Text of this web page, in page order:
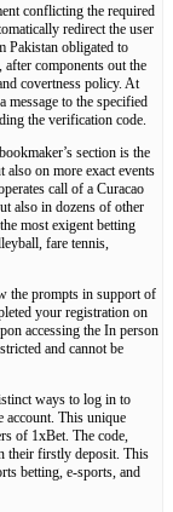
conflicting the required
redirect the user
Pakistan obligated to
components out the
covertness policy. At
message to the specified
the verification code.
section is the
on more exact events
call of a Curacao
also in dozens of other
most exigent betting
fare tennis,
the prompts in support of
your registration on
accessing the In person
and cannot be
ways to log in to
account. This unique
of 1xBet. The code,
their firstly deposit. This
betting, e-sports, and